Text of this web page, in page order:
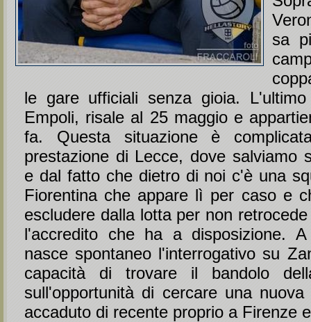
sa
le gare ufficiali senza gioia.
Empoli, risale al 25 maggio e
fa. Questa situazione è
prestazione di Lecce, dove salviamo
e dal fatto che dietro di noi c'è una
Fiorentina che appare lì per caso e
escludere dalla lotta per non
l'accredito che ha a disposizione.
nasce spontaneo l'interrogativo su
capacità di trovare il bandolo
sull'opportunità di cercare una
accaduto di recente proprio a Firenze